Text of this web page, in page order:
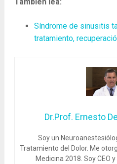
Síndrome de sinusitis
tratamiento,
Dr.Prof. Ernesto
Soy un
Tratamiento del Dolor. Me
Medicina 2018. Soy CEO